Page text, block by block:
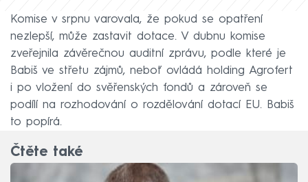
Komise v srpnu varovala, že pokud se opatření
nezlepší, může zastavit dotace. V dubnu komise
zveřejnila závěrečnou auditní zprávu, podle které je
Babiš ve střetu zájmů, neboť ovládá holding Agrofert
i po vložení do svěřenských fondů a zároveň se
podílí na rozhodování o rozdělování dotací EU. Babiš
to popírá.
Čtěte také